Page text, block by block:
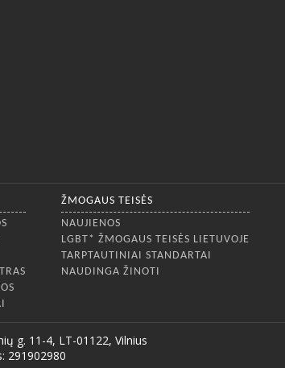
ŽMOGAUS TEISĖS
NAUJIENOS
LGBT* ŽMOGAUS TEISĖS LIETUVOJE
TARPTAUTINIAI STANDARTAI
NAUDINGA ŽINOTI
g. 11-4, LT-01122, Vilnius
291902980